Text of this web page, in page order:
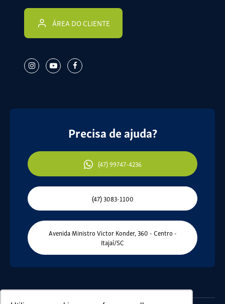
ÁREA DO CLIENTE
Precisa de ajuda?
(47) 99747-4236
(47) 3083-1100
Avenida Ministro Victor Konder, 360 - Centro -
Itajaí/SC